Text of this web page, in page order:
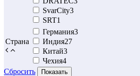
SvarCity3
SRT1
Страна
Германия3
Индия27
Китай3
Чехия4
Сбросить
Показать